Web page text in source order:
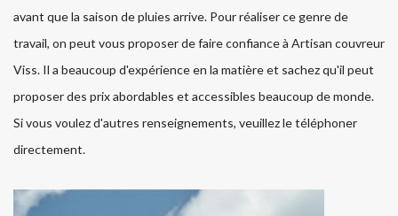
avant que la saison de pluies arrive. Pour réaliser ce genre de
travail, on peut vous proposer de faire confiance à Artisan couvreur
Viss. Il a beaucoup d'expérience en la matière et sachez qu'il peut
proposer des prix abordables et accessibles beaucoup de monde.
Si vous voulez d'autres renseignements, veuillez le téléphoner
directement.